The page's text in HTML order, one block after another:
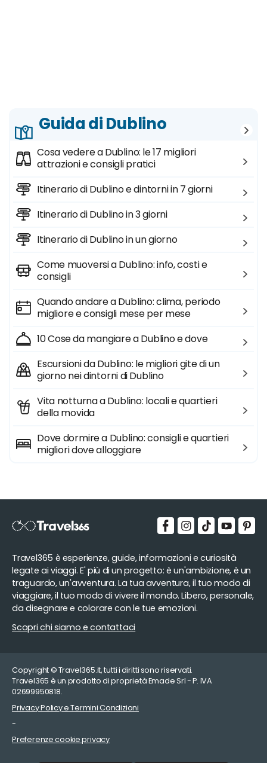
Guida di Dublino
Cosa vedere a Dublino: le 17 migliori
attrazioni e consigli pratici
Itinerario di Dublino e dintorni in 7 giorni
Itinerario di Dublino in 3 giorni
Itinerario di Dublino in un giorno
Come muoversi a Dublino: info, costi e
consigli
Quando andare a Dublino: clima, periodo
migliore e consigli mese per mese
10 Cose da mangiare a Dublino e dove
Escursioni da Dublino: le migliori gite di un
giorno nei dintorni di Dublino
Vita notturna a Dublino: locali e quartieri
della movida
Dove dormire a Dublino: consigli e quartieri
migliori dove alloggiare
Travel365 è esperienze, guide, informazioni e curiosità
legate ai viaggi. E' più di un progetto: è un'ambizione, è un
traguardo, un'avventura. La tua avventura, il tuo modo di
viaggiare, il tuo modo di vivere il mondo. Libero, personale,
da disegnare e colorare con le tue emozioni.
Scopri chi siamo e contattaci
Copyright © Travel365.it, tutti i diritti sono riservati.
Travel365 è un prodotto di proprietà Emade Srl - P. IVA
02699950818.
Privacy Policy e Termini Condizioni
-
Preferenze cookie privacy